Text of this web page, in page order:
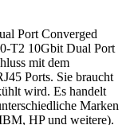
Port Converged
T2 10Gbit Dual Port
mit dem
Ports. Sie braucht
wird. Es handelt
Marken
HP und weitere).